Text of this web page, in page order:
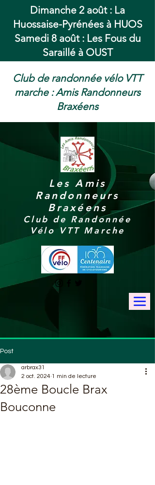
Club de randonnée vélo VTT
marche : Amis Randonneurs
Braxéens
Les Amis
Randonneurs
Braxéens
Club de Randonnée
Vélo VTT Marche
Dimanche 2 août : La
Huossaise-Pyrénées à HUOS
Samedi 8 août : Les Fous du
Saraillé à OUST
Post
28ème Boucle Brax
Bouconne
arbrax31
2 oct. 2024 1 min de lecture